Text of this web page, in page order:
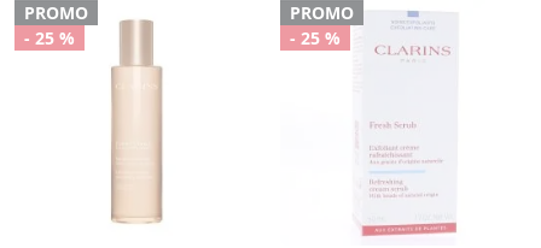
PROMO
- 25 %
PROMO
- 25 %